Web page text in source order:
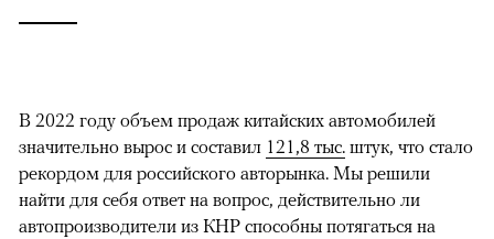
В 2022 году объем продаж китайских автомобилей
значительно вырос и составил 121,8 тыс. штук, что стало
рекордом для российского авторынка. Мы решили
найти для себя ответ на вопрос, действительно ли
автопроизводители из КНР способны потягаться на